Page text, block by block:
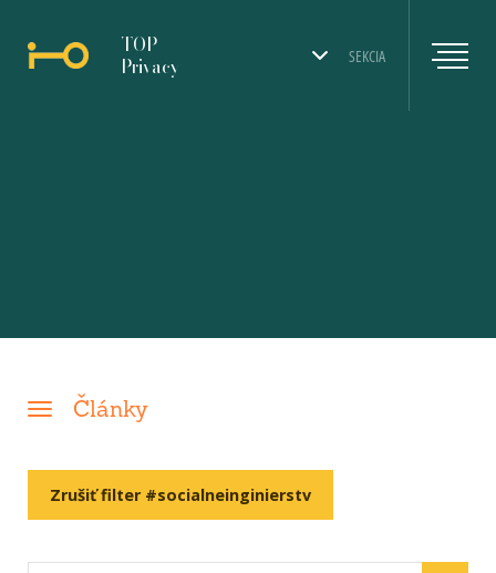
SEKCIA
TOP
Privacy
Články
Zrušiť filter #socialneinginierstv